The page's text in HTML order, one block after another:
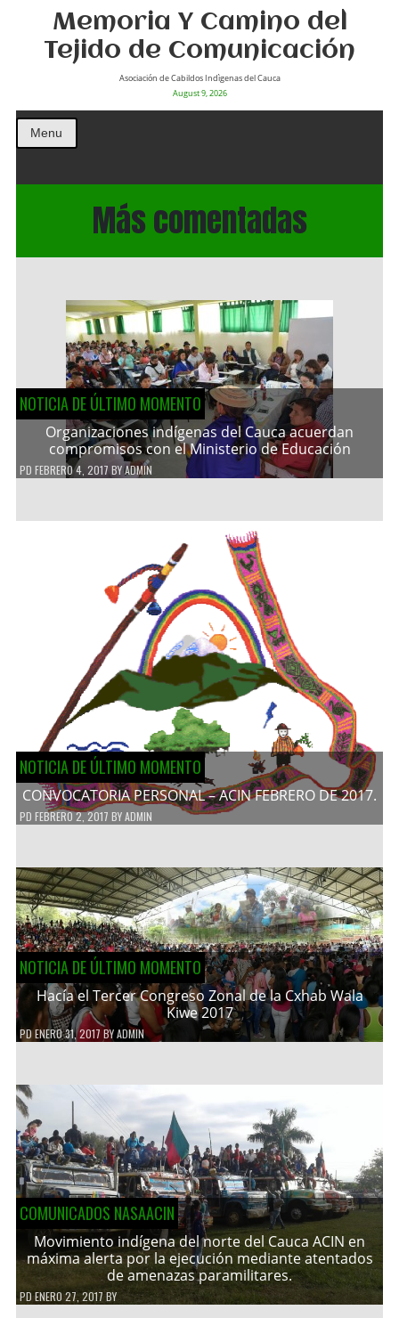
Memoria Y Camino del
Tejido de Comunicación
Asociación de Cabildos Indìgenas del Cauca
August 9, 2026
Menu
Más comentadas
NOTICIA DE ÚLTIMO MOMENTO
Organizaciones indígenas del Cauca acuerdan
compromisos con el Ministerio de Educación
PD FEBRERO 4, 2017 BYADMIN
NOTICIA DE ÚLTIMO MOMENTO
CONVOCATORIA PERSONAL – ACIN FEBRERO DE 2017.
PD FEBRERO 2, 2017 BYADMIN
NOTICIA DE ÚLTIMO MOMENTO
Hacía el Tercer Congreso Zonal de la Cxhab Wala
Kiwe 2017
PDENERO 31, 2017 BYADMIN
COMUNICADOS NASAACIN
Movimiento indígena del norte del Cauca ACIN en
máxima alerta por la ejecución mediante atentados
de amenazas paramilitares.
PDENERO 27, 2017 BY